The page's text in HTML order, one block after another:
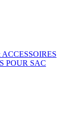
POUR SAC